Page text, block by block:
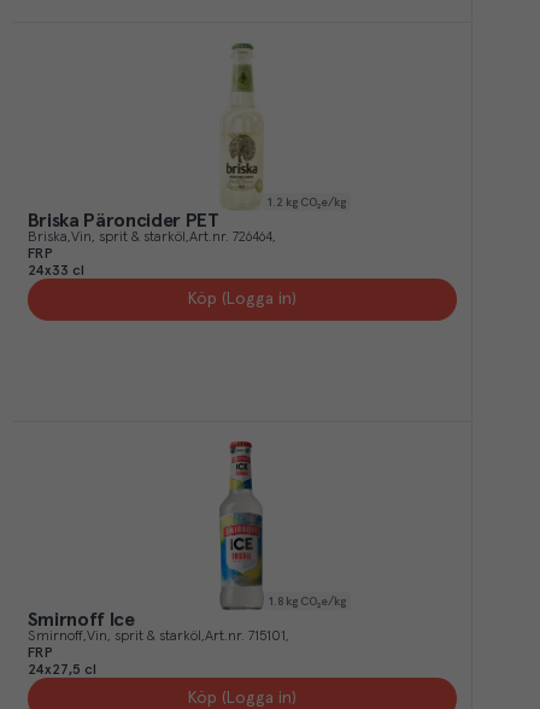
1.2 kg CO₂e/kg
Briska Päroncider PET
Briska Vin, sprit & starköl Art.nr. 726464
FRP
24x33 cl
Köp (Logga in)
1.8 kg CO₂e/kg
Smirnoff Ice
Smirnoff Vin, sprit & starköl Art.nr. 715101
FRP
24x27,5 cl
Köp (Logga in)